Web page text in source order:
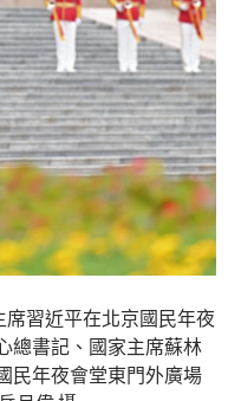
習近平在北京國民年夜
總書記、國家主席蘇林
民年夜會堂東門外廣場